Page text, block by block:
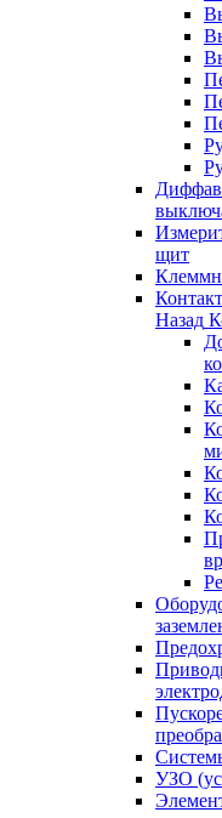
щит
Назад
УЗО